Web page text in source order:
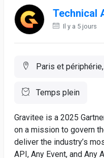
Technical
Il y a 5 jours
Paris et
Temps plein
Gravitee is a 2025
on a mission to govern
deliver the industry’s
API, Any Event, and Any